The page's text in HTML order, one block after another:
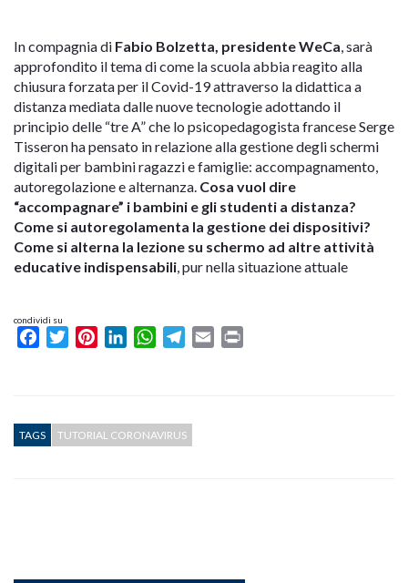
In compagnia di Fabio Bolzetta, presidente WeCa, sarà
approfondito il tema di come la scuola abbia reagito alla
chiusura forzata per il Covid-19 attraverso la didattica a
distanza mediata dalle nuove tecnologie adottando il
principio delle “tre A” che lo psicopedagogista francese Serge
Tisseron ha pensato in relazione alla gestione degli schermi
digitali per bambini ragazzi e famiglie: accompagnamento,
autoregolazione e alternanza. Cosa vuol dire
“accompagnare” i bambini e gli studenti a distanza?
Come si autoregolamenta la gestione dei dispositivi?
Come si alterna la lezione su schermo ad altre attività
educative indispensabili, pur nella situazione attuale
condividi su
FacebookTwitterPinterestLinkedInWhatsAppTelegram
Email
TAGS TUTORIAL CORONAVIRUS